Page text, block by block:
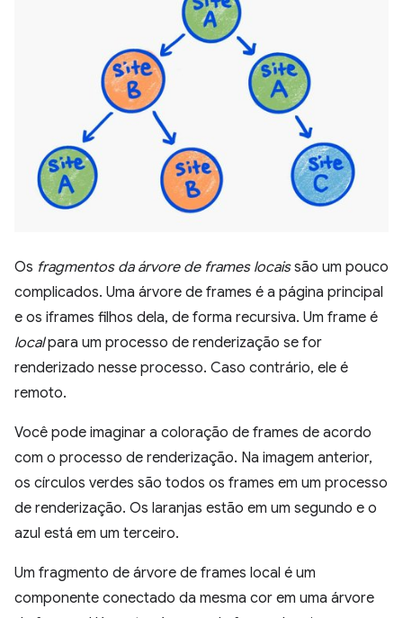
Os fragmentos da árvore de frames locaissão um pouco
complicados. Uma árvore de frames é a página principal
e os iframes filhos dela, de forma recursiva. Um frame é
localpara um processo de renderização se for
renderizado nesse processo. Caso contrário, ele é
remoto.
Você pode imaginar a coloração de frames de acordo
com o processo de renderização. Na imagem anterior,
os círculos verdes são todos os frames em um processo
de renderização. Os laranjas estão em um segundo e o
azul está em um terceiro.
Um fragmento de árvore de frames local é um
componente conectado da mesma cor em uma árvore